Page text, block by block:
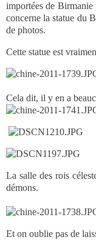
importées de
concerne la statue du
de photos.
Cette statue est
Cela dit, il y en a
La salle des rois
démons.
Et on oublie pas de